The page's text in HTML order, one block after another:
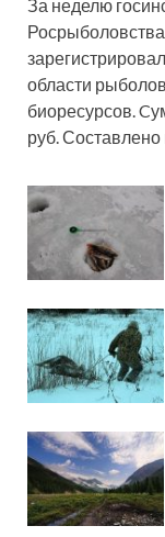
За неделю
области
биоресурсов.
руб.